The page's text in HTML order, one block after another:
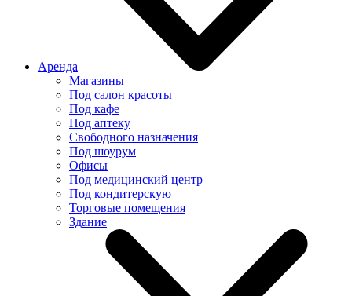
Аренда
Магазины
Под салон красоты
Под кафе
Под аптеку
Свободного назначения
Под шоурум
Офисы
Под медицинский центр
Под кондитерскую
Торговые помещения
Здание